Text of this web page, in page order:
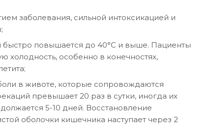
заболевания, сильной интоксикацией и
быстро повышается до 40°С и выше. Пациенты
холодность, особенно в конечностях,
в животе, которые сопровождаются
превышает 20 раз в сутки, иногда их
5-10 дней. Восстановление
оболочки кишечника наступает через 2